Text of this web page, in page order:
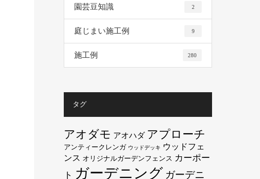
園芸豆知識 2
庭じまい施工例 9
施工例 280
タグ
アオダモ アオハダ アプローチ
アンティークレンガ ウッドデッキ ウッドフェ
ンス オリジナルガーデンフェンス カーポー
ト ガーデニング ガーデニ